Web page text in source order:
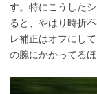
す。特にこうした
ると、やはり時折
レ補正はオフにし
の腕にかかってる